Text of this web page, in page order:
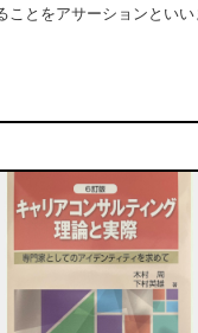
ことをアサーションとい